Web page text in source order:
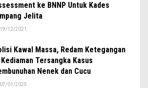
ke BNNP Untuk Kades
Jelita
19/12/2021
Kawal Massa, Redam Ketegangan
Tersangka Kasus
Nenek dan Cucu
07/01/2025